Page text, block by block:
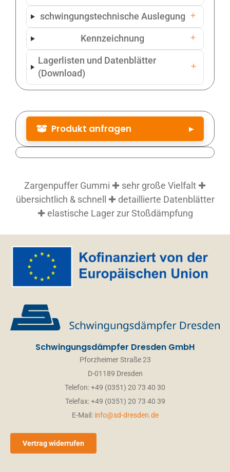
schwingungstechnische Auslegung
Kennzeichnung
Lagerlisten und Datenblätter
(Download)
Produkt anfragen ▸
Artikelnummer
Firma
Straße Nr.
Email*
Telefon
Zargenpuffer Gummi ✚ sehr große Vielfalt ✚
übersichtlich & schnell ✚ detaillierte Datenblätter
✚ elastische Lager zur Stoßdämpfung
Schwingungsdämpfer Dresden GmbH
Pforzheimer Straße 23
D-01189 Dresden
Telefon: +49 (0351) 20 73 40 30
Telefax: +49 (0351) 20 73 40 39
E-Mail: info@sd-dresden.de
Vertrag widerrufen